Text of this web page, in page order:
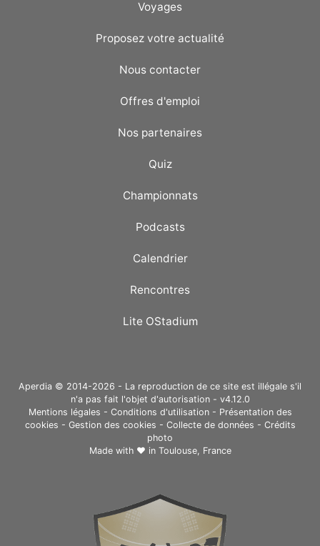
Voyages
Proposez votre actualité
Nous contacter
Offres d'emploi
Nos partenaires
Quiz
Championnats
Podcasts
Calendrier
Rencontres
Lite OStadium
Aperdia © 2014-2026 - La reproduction de ce site est illégale s'il
n'a pas fait l'objet d'autorisation - v4.12.0
Mentions légales - Conditions d'utilisation- Présentation des
cookies - Gestion des cookies - Collecte de données - Crédits
photo
Made with ❤ in Toulouse, France